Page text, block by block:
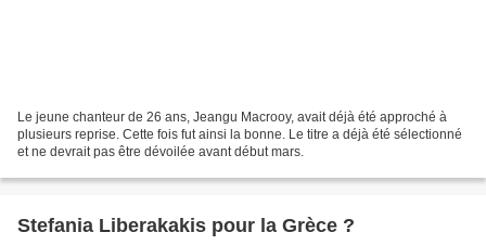
Le jeune chanteur de 26 ans, Jeangu Macrooy, avait déjà été approché à
plusieurs reprise. Cette fois fut ainsi la bonne. Le titre a déjà été sélectionné
et ne devrait pas être dévoilée avant début mars.
Stefania Liberakakis pour la Grèce ?